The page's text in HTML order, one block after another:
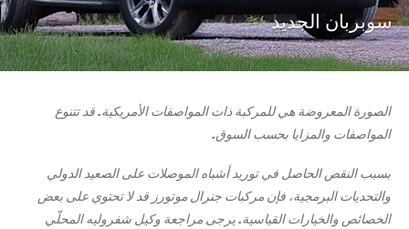
سوبربان الجديد
الصورة المعروضة هي للمركبة ذات المواصفات الأمريكية. قد تتنوع
المواصفات والمزايا بحسب السوق.
بسبب النقص الحاصل في توريد أشباه الموصلات على الصعيد الدولي
والتحديات البرمجية، فإن مركبات جنرال موتورز قد لا تحتوي على بعض
الخصائص والخيارات القياسية. يرجى مراجعة وكيل شفروليه المحلّي